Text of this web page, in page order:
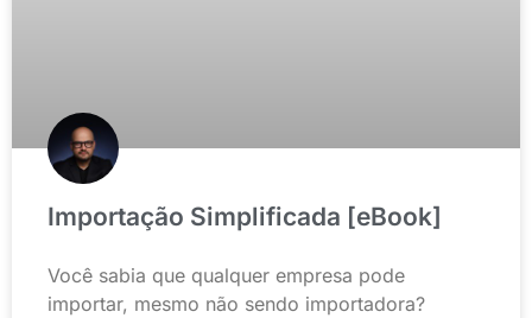
Importação Simplificada [eBook]
Você sabia que qualquer empresa pode
importar, mesmo não sendo importadora?